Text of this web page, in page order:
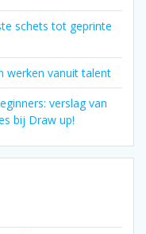
schets tot geprinte
werken vanuit talent
verslag van
bij Draw up!